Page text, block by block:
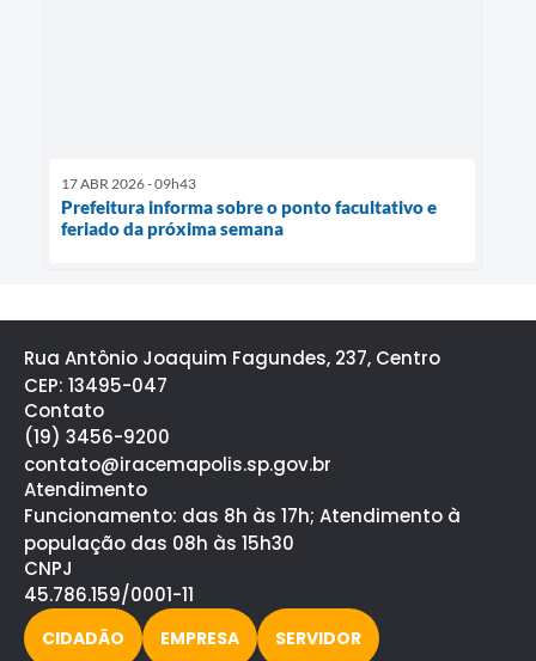
17 ABR 2026 - 09h43
Prefeitura informa sobre o ponto facultativo e
feriado da próxima semana
Rua Antônio Joaquim Fagundes, 237, Centro
CEP: 13495-047
Contato
(19) 3456-9200
contato@iracemapolis.sp.gov.br
Atendimento
Funcionamento: das 8h às 17h; Atendimento à
população das 08h às 15h30
CNPJ
45.786.159/0001-11
CIDADÃO EMPRESA SERVIDOR